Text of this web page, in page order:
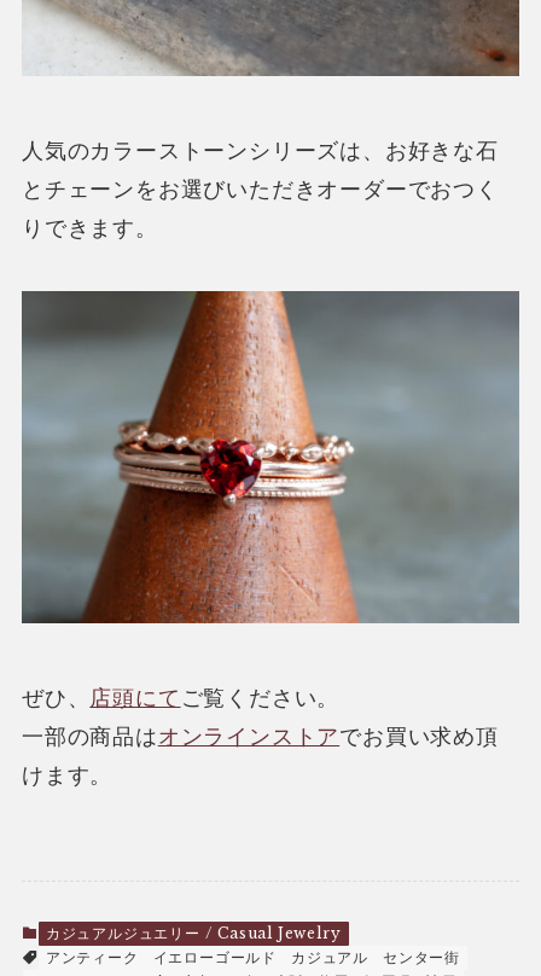
人気のカラーストーンシリーズは、お好きな石
とチェーンをお選びいただきオーダーでおつく
りできます。
ぜひ、 店頭にて ご覧ください。
一部の商品はオンラインストアでお買い求め頂
けます。
カジュアルジュエリー / Casual Jewelry
アンティーク
イエローゴールド カジュアル
センター街